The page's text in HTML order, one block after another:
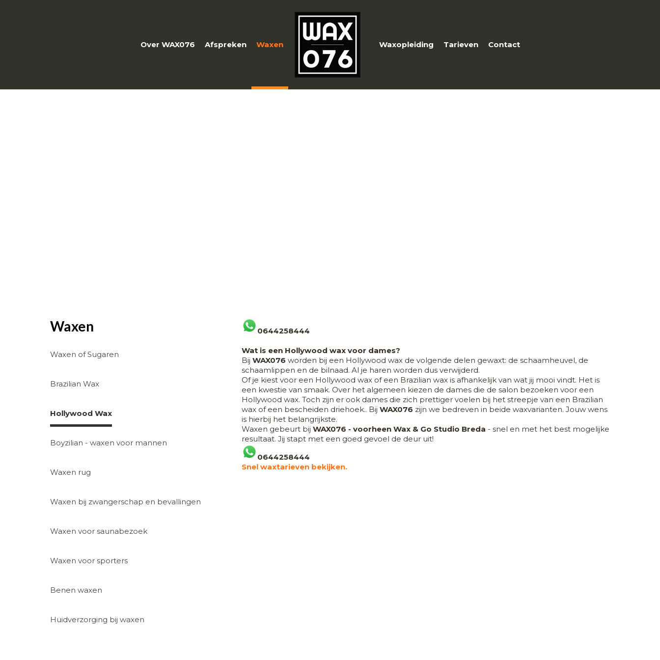
Over WAX076 Afspreken Waxen Waxopleiding Tarieven Contact
Waxen
Waxen of Sugaren
Brazilian Wax
Hollywood Wax
Boyzilian - waxen voor mannen
Waxen rug
Waxen bij zwangerschap en bevallingen
Waxen voor saunabezoek
Waxen voor sporters
Benen waxen
Huidverzorging bij waxen
0644258444
Wat is een Hollywood wax voor dames?
Bij WAX076 worden bij een Hollywood wax de volgende delen gewaxt: de schaamheuvel, de
schaamlippen en de bilnaad. Al je haren worden dus verwijderd.
Of je kiest voor een Hollywood wax of een Brazilian wax is afhankelijk van wat jij mooi vindt. Het is
een kwestie van smaak. Over het algemeen kiezen de dames die de salon bezoeken voor een
Hollywood wax. Toch zijn er ook dames die zich prettiger voelen bij het streepje van een Brazilian
wax of een bescheiden driehoek.. Bij WAX076 zijn we bedreven in beide waxvarianten. Jouw wens
is hierbij het belangrijkste.
Waxen gebeurt bij WAX076 - voorheen Wax & Go Studio Breda - snel en met het best mogelijke
resultaat. Jij stapt met een goed gevoel de deur uit!
0644258444
Snel waxtarieven bekijken.